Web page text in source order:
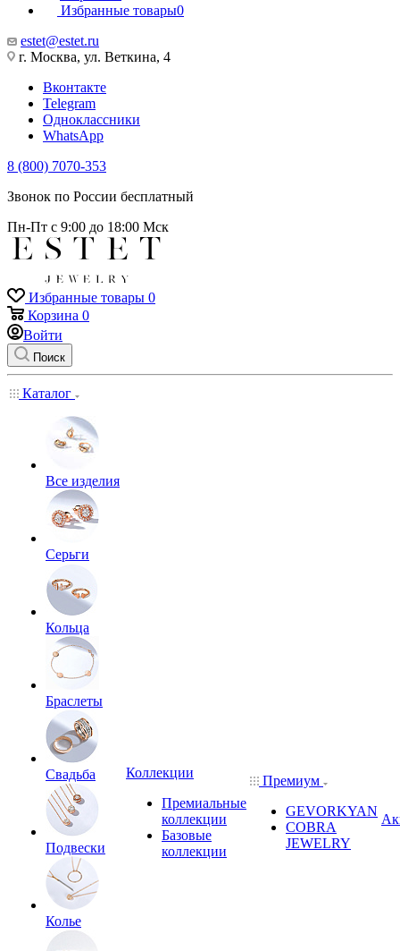
Избранные товары0
estet@estet.ru
г. Москва, ул. Веткина, 4
Вконтакте
Telegram
Одноклассники
WhatsApp
8 (800) 7070-353
Звонок по России бесплатный
Пн-Пт с 9:00 до 18:00 Мск
Избранные товары 0
Корзина 0
Войти
Поиск
Каталог
Все изделия
Серьги
Кольца
Браслеты
Свадьба
Подвески
Колье
Коллекции
Премиальные
коллекции
Базовые
коллекции
Премиум
GEVORKYAN
COBRA
JEWELRY